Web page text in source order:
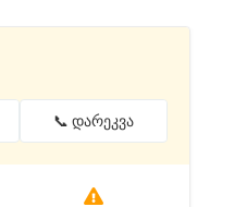
📞 დარეკვა